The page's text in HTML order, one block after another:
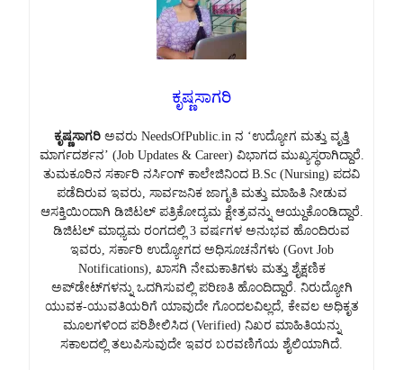
ಕೃಷ್ಣಸಾಗರಿ
ಕೃಷ್ಣಸಾಗರಿ ಅವರು NeedsOfPublic.in ನ ‘ಉದ್ಯೋಗ ಮತ್ತು ವೃತ್ತಿ
ಮಾರ್ಗದರ್ಶನ’ (Job Updates & Career) ವಿಭಾಗದ ಮುಖ್ಯಸ್ಥರಾಗಿದ್ದಾರೆ.
ತುಮಕೂರಿನ ಸರ್ಕಾರಿ ನರ್ಸಿಂಗ್ ಕಾಲೇಜಿನಿಂದ B.Sc (Nursing) ಪದವಿ
ಪಡೆದಿರುವ ಇವರು, ಸಾರ್ವಜನಿಕ ಜಾಗೃತಿ ಮತ್ತು ಮಾಹಿತಿ ನೀಡುವ
ಆಸಕ್ತಿಯಿಂದಾಗಿ ಡಿಜಿಟಲ್ ಪತ್ರಿಕೋದ್ಯಮ ಕ್ಷೇತ್ರವನ್ನು ಆಯ್ದುಕೊಂಡಿದ್ದಾರೆ.
ಡಿಜಿಟಲ್ ಮಾಧ್ಯಮ ರಂಗದಲ್ಲಿ 3 ವರ್ಷಗಳ ಅನುಭವ ಹೊಂದಿರುವ
ಇವರು, ಸರ್ಕಾರಿ ಉದ್ಯೋಗದ ಅಧಿಸೂಚನೆಗಳು (Govt Job
Notifications), ಖಾಸಗಿ ನೇಮಕಾತಿಗಳು ಮತ್ತು ಶೈಕ್ಷಣಿಕ
ಅಪ್‌ಡೇಟ್‌ಗಳನ್ನು ಒದಗಿಸುವಲ್ಲಿ ಪರಿಣತಿ ಹೊಂದಿದ್ದಾರೆ. ನಿರುದ್ಯೋಗಿ
ಯುವಕ-ಯುವತಿಯರಿಗೆ ಯಾವುದೇ ಗೊಂದಲವಿಲ್ಲದೆ, ಕೇವಲ ಅಧಿಕೃತ
ಮೂಲಗಳಿಂದ ಪರಿಶೀಲಿಸಿದ (Verified) ನಿಖರ ಮಾಹಿತಿಯನ್ನು
ಸಕಾಲದಲ್ಲಿ ತಲುಪಿಸುವುದೇ ಇವರ ಬರವಣಿಗೆಯ ಶೈಲಿಯಾಗಿದೆ.